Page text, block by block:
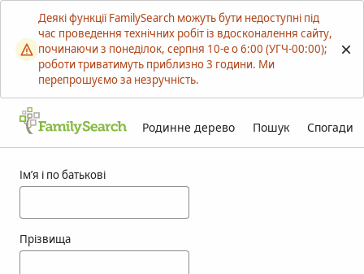
Деякі функції FamilySearch можуть бути недоступні під
час проведення технічних робіт із вдосконалення сайту,
починаючи з понеділок, серпня 10-е о 6:00 (УГЧ-00:00);
роботи триватимуть приблизно 3 години. Ми
перепрошуємо за незручність.
Родинне дерево Пошук Спогади
Ім’я і по батькові
Прізвища